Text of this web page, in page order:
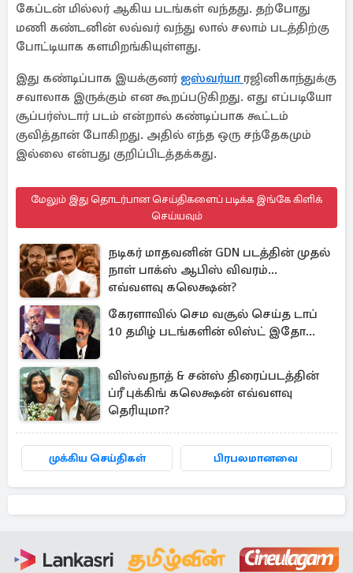
கேப்டன் மில்லர் ஆகிய படங்கள் வந்தது. தற்போது
மணி கண்டனின் லவ்வர் வந்து லால் சலாம் படத்திற்கு
போட்டியாக களமிறங்கியுள்ளது.
இது கண்டிப்பாக இயக்குனர் ஐஸ்வர்யா ரஜினிகாந்துக்கு
சவாலாக இருக்கும் என கூறப்படுகிறது. எது எப்படியோ
சூப்பர்ஸ்டார் படம் என்றால் கண்டிப்பாக கூட்டம்
குவித்தான் போகிறது. அதில் எந்த ஒரு சந்தேகமும்
இல்லை என்பது குறிப்பிடத்தக்கது.
மேலும் இது தொடர்பான செய்திகளைப் படிக்க இங்கே கிளிக்
செய்யவும்
நடிகர் மாதவனின் GDN படத்தின் முதல்
நாள் பாக்ஸ் ஆபிஸ் விவரம்...
எவ்வளவு கலெக்ஷன்?
கேரளாவில் செம வசூல் செய்த டாப்
10 தமிழ் படங்களின் லிஸ்ட் இதோ...
விஸ்வநாத் & சன்ஸ் திரைப்படத்தின்
ப்ரீ புக்கிங் கலெக்ஷன் எவ்வளவு
தெரியுமா?
முக்கிய செய்திகள் பிரபலமானவை